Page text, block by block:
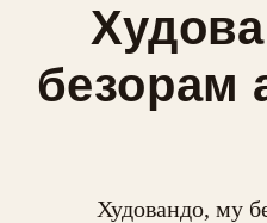
безорам
Худовандо, му